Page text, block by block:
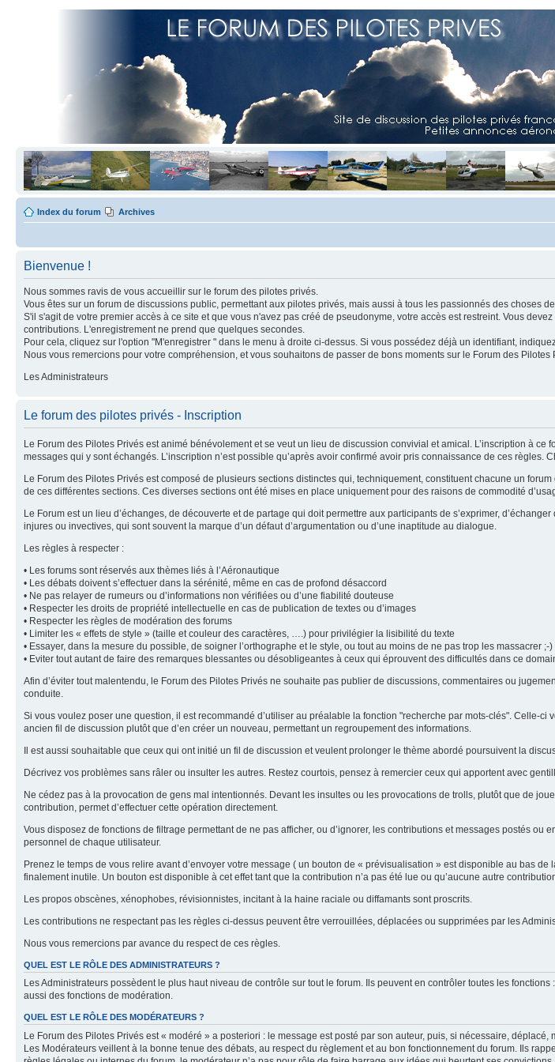
Index du forum Archives
Bienvenue !
Nous sommes ravis de vous accueillir sur le forum des pilotes privés.
Vous êtes sur un forum de discussions public, permettant aux pilotes privés, mais aussi à tous les passionnés des choses
S'il s'agit de votre premier accès à ce site et que vous n'avez pas créé de pseudonyme, votre accès est restreint. Vous
contributions. L'enregistrement ne prend que quelques secondes.
Pour cela, cliquez sur l'option "M'enregistrer " dans le menu à droite ci-dessus. Si vous possédez déjà un identifiant,
Nous vous remercions pour votre compréhension, et vous souhaitons de passer de bons moments sur le Forum des Pilotes
Les Administrateurs
Le forum des pilotes privés - Inscription
Le Forum des Pilotes Privés est animé bénévolement et se veut un lieu de discussion convivial et amical. L’inscription à
messages qui y sont échangés. L’inscription n’est possible qu’après avoir confirmé avoir pris connaissance de ces
Le Forum des Pilotes Privés est composé de plusieurs sections distinctes qui, techniquement, constituent chacune un
de ces différentes sections. Ces diverses sections ont été mises en place uniquement pour des raisons de commodité
Le Forum est un lieu d’échanges, de découverte et de partage qui doit permettre aux participants de s’exprimer,
injures ou invectives, qui sont souvent la marque d’un défaut d’argumentation ou d’une inaptitude au dialogue.
Les règles à respecter :
• Les forums sont réservés aux thèmes liés à l’Aéronautique
• Les débats doivent s’effectuer dans la sérénité, même en cas de profond désaccord
• Ne pas relayer de rumeurs ou d’informations non vérifiées ou d’une fiabilité douteuse
• Respecter les droits de propriété intellectuelle en cas de publication de textes ou d’images
• Respecter les règles de modération des forums
• Limiter les « effets de style » (taille et couleur des caractères, ….) pour privilégier la lisibilité du texte
• Essayer, dans la mesure du possible, de soigner l’orthographe et le style, ou tout au moins de ne pas trop les massacrer ;-)
• Eviter tout autant de faire des remarques blessantes ou désobligeantes à ceux qui éprouvent des difficultés dans ce
Afin d’éviter tout malentendu, le Forum des Pilotes Privés ne souhaite pas publier de discussions, commentaires ou
conduite.
Si vous voulez poser une question, il est recommandé d’utiliser au préalable la fonction "recherche par mots-clés". Celle-
ancien fil de discussion plutôt que d’en créer un nouveau, permettant un regroupement des informations.
Il est aussi souhaitable que ceux qui ont initié un fil de discussion et veulent prolonger le thème abordé poursuivent la
Décrivez vos problèmes sans râler ou insulter les autres. Restez courtois, pensez à remercier ceux qui apportent avec
Ne cédez pas à la provocation de gens mal intentionnés. Devant les insultes ou les provocations de trolls, plutôt que de
contribution, permet d’effectuer cette opération directement.
Vous disposez de fonctions de filtrage permettant de ne pas afficher, ou d’ignorer, les contributions et messages postés
personnel de chaque utilisateur.
Prenez le temps de vous relire avant d’envoyer votre message ( un bouton de « prévisualisation » est disponible au bas
finalement inutile. Un bouton est disponible à cet effet tant que la contribution n’a pas été lue ou qu’aucune autre
Les propos obscènes, xénophobes, révisionnistes, incitant à la haine raciale ou diffamants sont proscrits.
Les contributions ne respectant pas les règles ci-dessus peuvent être verrouillées, déplacées ou supprimées par les
Nous vous remercions par avance du respect de ces règles.
QUEL EST LE RÔLE DES ADMINISTRATEURS ?
Les Administrateurs possèdent le plus haut niveau de contrôle sur tout le forum. Ils peuvent en contrôler toutes les
aussi des fonctions de modération.
QUEL EST LE RÔLE DES MODÉRATEURS ?
Le Forum des Pilotes Privés est « modéré » a posteriori : le message est posté par son auteur, puis, si nécessaire, déplacé,
Les Modérateurs veillent à la bonne tenue des débats, au respect du règlement et au bon fonctionnement du forum. Ils